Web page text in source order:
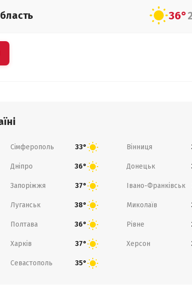
36°
Сімферополь 33° Вінниця
Дніпро 36° Донецьк
Запоріжжя 37° Івано-Франківськ
Луганськ 38° Миколаїв
Полтава 36° Рівне
Харків 37° Херсон
Севастополь 35°